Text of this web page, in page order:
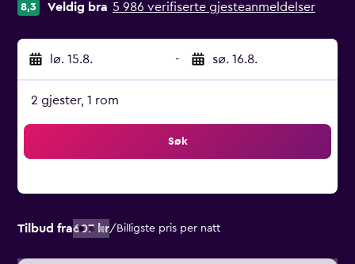
8,3 Veldig bra 5 986 verifiserte gjesteanmeldelser
lø. 15.8. - sø. 16.8.
2 gjester, 1 rom
Søk
Tilbud fra607 kr/ Billigste pris per natt